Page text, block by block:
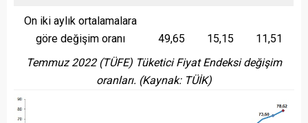
On iki aylık ortalamalara
göre değişim oranı
49,65 15,15
11,51
Temmuz 2022(TÜFE) Tüketici Fiyat Endeksi değişim
oranları. (Kaynak: TÜİK)